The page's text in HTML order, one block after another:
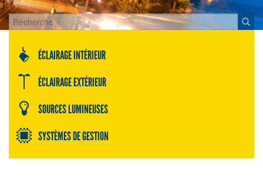
ÉCLAIRAGE INTÉRIEUR
ÉCLAIRAGE EXTÉRIEUR
SOURCES LUMINEUSES
SYSTÈMES DE GESTION